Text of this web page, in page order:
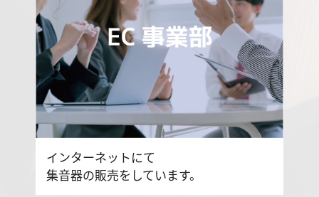
インターネットにて
集音器の販売をしています。